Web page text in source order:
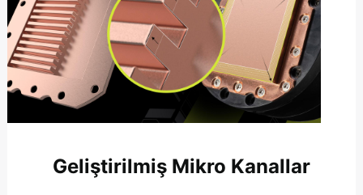
Geliştirilmiş Mikro Kanallar